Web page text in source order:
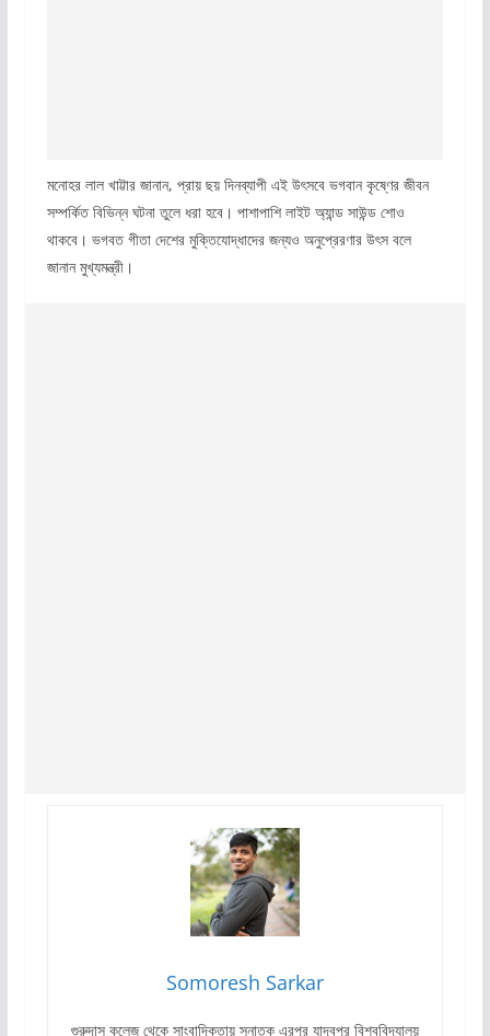
মনোহর লাল খাট্টার জানান, প্রায় ছয় দিনব্যাপী এই উৎসবে ভগবান কৃষ্ণের জীবন
সম্পর্কিত বিভিন্ন ঘটনা তুলে ধরা হবে। পাশাপাশি লাইট অ্যান্ড সাউন্ড শোও
থাকবে। ভগবত গীতা দেশের মুক্তিযোদ্ধাদের জন্যও অনুপ্রেরণার উৎস বলে
জানান মুখ্যমন্ত্রী।
Somoresh Sarkar
গুরুদাস কলেজ থেকে সাংবাদিকতায় স্নাতক এরপর যাদবপুর বিশ্ববিদ্যালয়